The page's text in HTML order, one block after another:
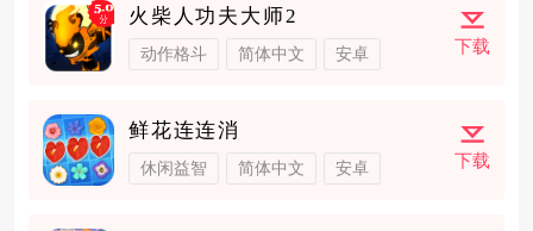
火柴人功夫大师2
动作格斗 简体中文 安卓 下载
鲜花连连消
休闲益智 简体中文 安卓 下载